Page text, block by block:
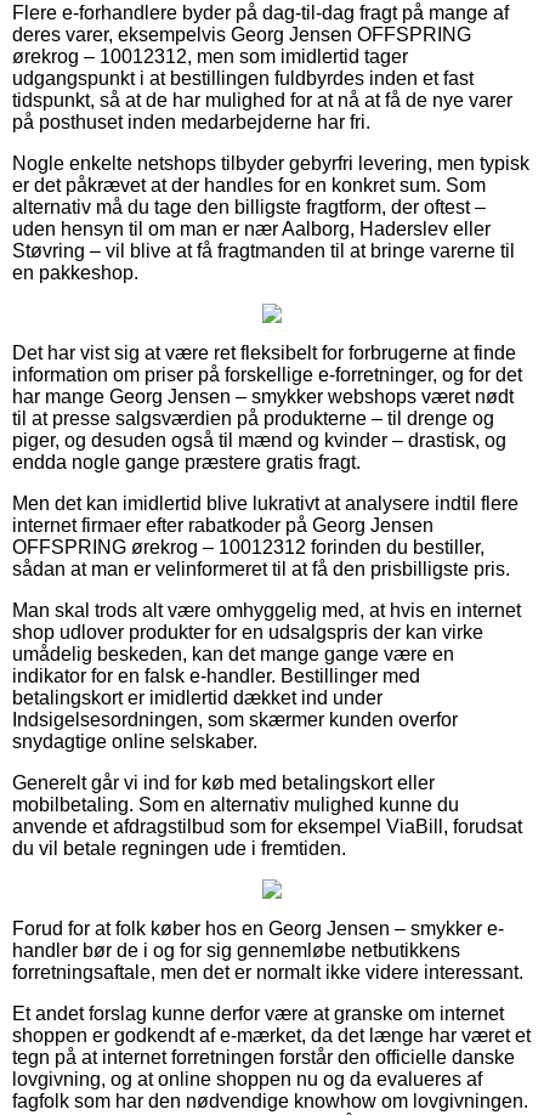
Flere e-forhandlere byder på dag-til-dag fragt på mange af
deres varer, eksempelvis Georg Jensen OFFSPRING
ørekrog – 10012312, men som imidlertid tager
udgangspunkt i at bestillingen fuldbyrdes inden et fast
tidspunkt, så at de har mulighed for at nå at få de nye varer
på posthuset inden medarbejderne har fri.
Nogle enkelte netshops tilbyder gebyrfri levering, men typisk
er det påkrævet at der handles for en konkret sum. Som
alternativ må du tage den billigste fragtform, der oftest –
uden hensyn til om man er nær Aalborg, Haderslev eller
Støvring – vil blive at få fragtmanden til at bringe varerne til
en pakkeshop.
Det har vist sig at være ret fleksibelt for forbrugerne at finde
information om priser på forskellige e-forretninger, og for det
har mange Georg Jensen – smykker webshops været nødt
til at presse salgsværdien på produkterne – til drenge og
piger, og desuden også til mænd og kvinder – drastisk, og
endda nogle gange præstere gratis fragt.
Men det kan imidlertid blive lukrativt at analysere indtil flere
internet firmaer efter rabatkoder på Georg Jensen
OFFSPRING ørekrog – 10012312 forinden du bestiller,
sådan at man er velinformeret til at få den prisbilligste pris.
Man skal trods alt være omhyggelig med, at hvis en internet
shop udlover produkter for en udsalgspris der kan virke
umådelig beskeden, kan det mange gange være en
indikator for en falsk e-handler. Bestillinger med
betalingskort er imidlertid dækket ind under
Indsigelsesordningen, som skærmer kunden overfor
snydagtige online selskaber.
Generelt går vi ind for køb med betalingskort eller
mobilbetaling. Som en alternativ mulighed kunne du
anvende et afdragstilbud som for eksempel ViaBill, forudsat
du vil betale regningen ude i fremtiden.
Forud for at folk køber hos en Georg Jensen – smykker e-
handler bør de i og for sig gennemløbe netbutikkens
forretningsaftale, men det er normalt ikke videre interessant.
Et andet forslag kunne derfor være at granske om internet
shoppen er godkendt af e-mærket, da det længe har været et
tegn på at internet forretningen forstår den officielle danske
lovgivning, og at online shoppen nu og da evalueres af
fagfolk som har den nødvendige knowhow om lovgivningen.